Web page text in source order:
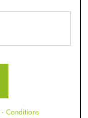
- Conditions